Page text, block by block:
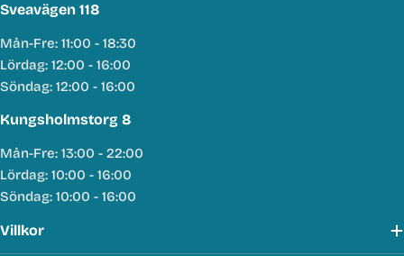
Sveavägen 118
Mån-Fre: 11:00 - 18:30
Lördag: 12:00 - 16:00
Söndag: 12:00 - 16:00
Kungsholmstorg 8
Mån-Fre: 13:00 - 22:00
Lördag: 10:00 - 16:00
Söndag: 10:00 - 16:00
Villkor